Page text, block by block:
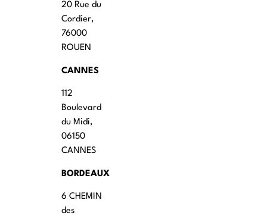
20 Rue du
Cordier,
76000
ROUEN
CANNES
112
Boulevard
du Midi,
06150
CANNES
BORDEAUX
6 CHEMIN
des